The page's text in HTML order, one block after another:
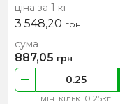
ціна за 1 кг
3 548,20 грн
мін. кільк. 0.25кг
сума
887,05 грн